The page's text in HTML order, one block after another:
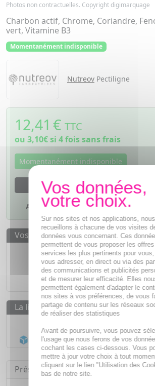
Photos non contractuelles. Copyright digimarquage
Charbon actif, Chrome, Coriandre,
vert, Vitamine B3
Momentanément indisponible
Nutreov Pectiligne
12,41 € TTC
ou 3,10€si 4 fois sans frais
Momentanément indisponible
M'avertir dès que le produit sera
Ajouter à mes favoris
Vos avantages
Des prix IMBATTABLES
Paiement en ligneSÉCURISÉ
Paiement en4 fois sans fraisà
La livraison
Acheminement Chronopost
Présentation
Sur nos sites et nos applications, nous
recueillons à chacune de vos visites
données vous concernant. Ces
permettent de vous proposer les
services les plus pertinents pour
vous adresser, en direct ou via des
des communications et publicités
et de mesurer leur efficacité. Elles
permettent également d'adapter le
nos sites à vos préférences, de vous
partage de contenu sur les réseaux
de réaliser des statistiques
Avant de poursuivre, vous pouvez
l'usage que nous ferons de vos
cochant les cases ci-dessous. Vous
mettre à jour votre choix à tout
cliquant sur le lien "Utilisation des
bas de notre site.